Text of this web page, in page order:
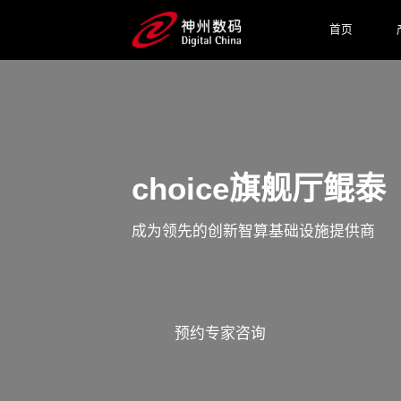
首页
choice旗舰厅鲲泰
成为领先的创新智算基础设施提供商
预约专家咨询